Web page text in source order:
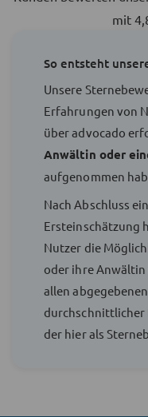
mit
So entsteht
Unsere
Erfahrungen von
über advocado
Anwältin oder
aufgenommen
Nach Abschluss
Ersteinschätzung
Nutzer die
oder ihre
allen
der hier als